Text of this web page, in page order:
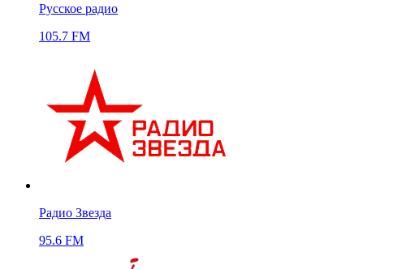
Русское радио
105.7 FM
Радио Звезда
95.6 FM